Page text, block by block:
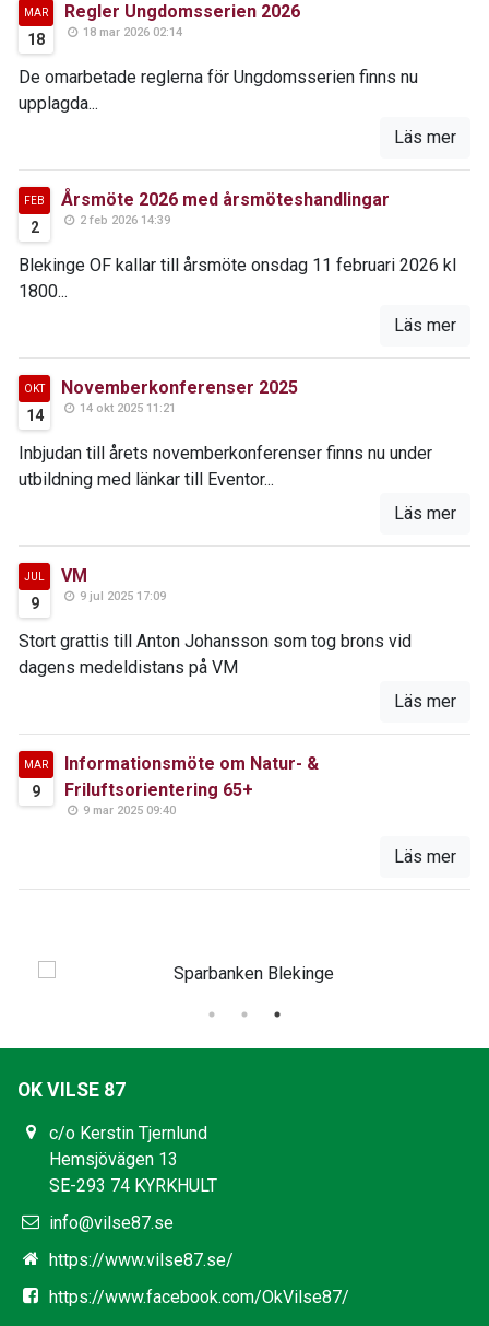
MAR
18
Regler Ungdomsserien 2026
18 mar 2026 02:14
De omarbetade reglerna för Ungdomsserien finns nu
upplagda...
Läs mer
FEB
2
Årsmöte 2026 med årsmöteshandlingar
2 feb 2026 14:39
Blekinge OF kallar till årsmöte onsdag 11 februari 2026 kl
1800...
Läs mer
OKT
14
Novemberkonferenser 2025
14 okt 2025 11:21
Inbjudan till årets novemberkonferenser finns nu under
utbildning med länkar till Eventor...
Läs mer
JUL
9
VM
9 jul 2025 17:09
Stort grattis till Anton Johansson som tog brons vid
dagens medeldistans på VM
Läs mer
MAR
9
Informationsmöte om Natur- &
Friluftsorientering 65+
9 mar 2025 09:40
Läs mer
OK VILSE 87
c/o Kerstin Tjernlund
Hemsjövägen 13
SE-293 74 KYRKHULT
info@vilse87.se
https://www.vilse87.se/
https://www.facebook.com/OkVilse87/